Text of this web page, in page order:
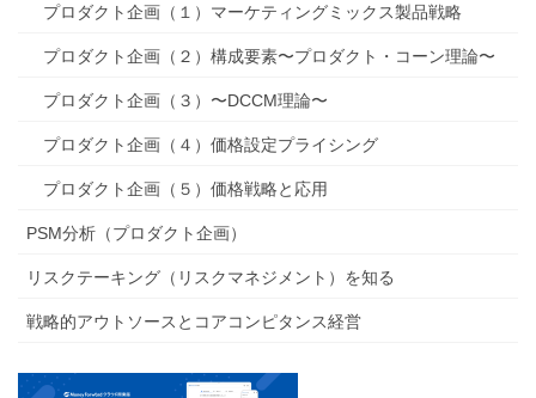
プロダクト企画（１）マーケティングミックス製品戦略
プロダクト企画（２）構成要素〜プロダクト・コーン理論〜
プロダクト企画（３）〜DCCM理論〜
プロダクト企画（４）価格設定プライシング
プロダクト企画（５）価格戦略と応用
PSM分析（プロダクト企画）
リスクテーキング（リスクマネジメント）を知る
戦略的アウトソースとコアコンピタンス経営